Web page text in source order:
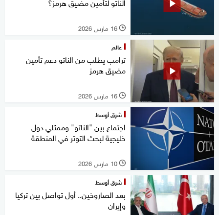
l 16 مارس 2026
عالم
ترامب يطلب من الناتو دعم تأمين
مضيق هرمز
l 16 مارس 2026
شرق أوسط
اجتماع بين "الناتو" وممثلي دول
خليجية لبحث التوتر في المنطقة
l 10 مارس 2026
شرق أوسط
بعد الصاروخين.. أول تواصل بين تركيا
وإيران